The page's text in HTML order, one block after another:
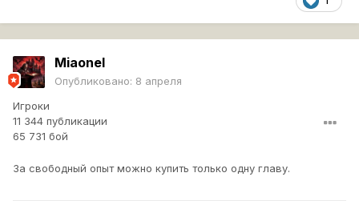
Miaonel
Опубликовано: 8 апреля
Игроки
11 344 публикации
65 731 бой
За свободный опыт можно купить только одну главу.